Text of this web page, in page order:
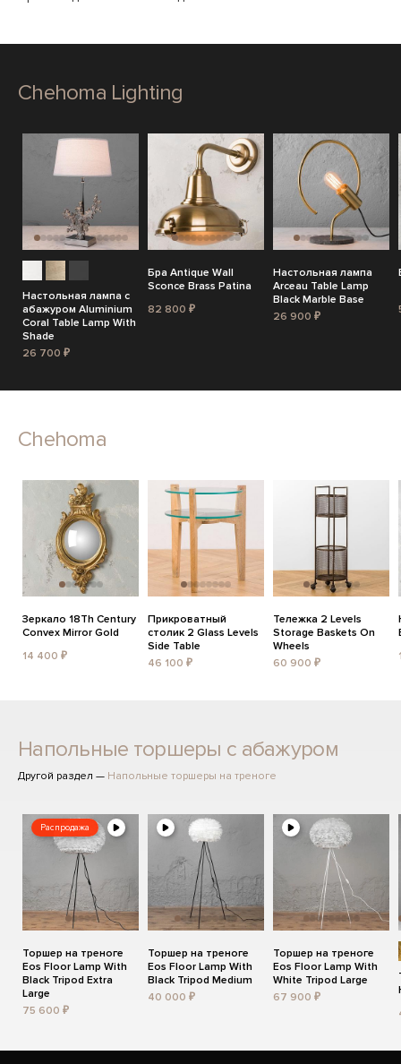
Chehoma Lighting
Настольная лампа с
абажуром Aluminium
Coral Table Lamp With
Shade
26 700 ₽
Бра Antique Wall
Sconce Brass Patina
82 800 ₽
Настольная лампа
Arceau Table Lamp
Black Marble Base
26 900 ₽
Chehoma
Зеркало 18Th Century
Convex Mirror Gold
14 400 ₽
Прикроватный
столик 2 Glass Levels
Side Table
46 100 ₽
Тележка 2 Levels
Storage Baskets On
Wheels
60 900 ₽
Напольные торшеры с абажуром
Другой раздел — Напольные торшеры на треноге
Распродажа
Торшер на треноге
Eos Floor Lamp With
Black Tripod Extra
Large
75 600 ₽
Торшер на треноге
Eos Floor Lamp With
Black Tripod Medium
40 000 ₽
Торшер на треноге
Eos Floor Lamp With
White Tripod Large
67 900 ₽